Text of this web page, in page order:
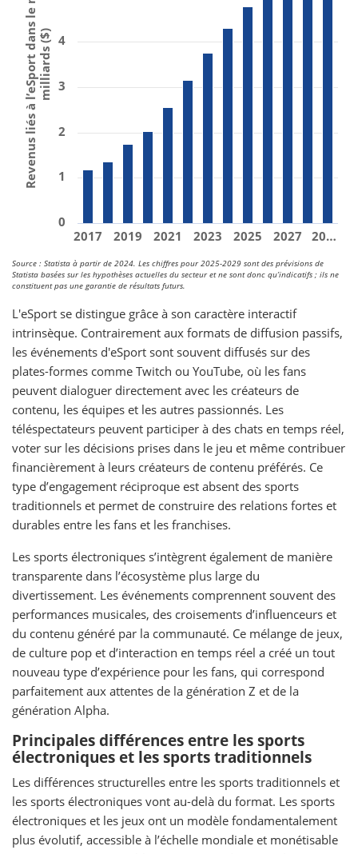
Revenus liés à l’eSport dans le monde, enmilliards ($)
2017 2019 2021 2023 2025 2027 20…
0
1
2
3
4
Source : Statista à partir de 2024. Les chiffres pour 2025-2029 sont des prévisions de
Statista basées sur les hypothèses actuelles du secteur et ne sont donc qu’indicatifs ; ils ne
constituent pas une garantie de résultats futurs.
L'eSport se distingue grâce à son caractère interactif
intrinsèque. Contrairement aux formats de diffusion passifs,
les événements d'eSport sont souvent diffusés sur des
plates-formes comme Twitch ou YouTube, où les fans
peuvent dialoguer directement avec les créateurs de
contenu, les équipes et les autres passionnés. Les
téléspectateurs peuvent participer à des chats en temps réel,
voter sur les décisions prises dans le jeu et même contribuer
financièrement à leurs créateurs de contenu préférés. Ce
type d’engagement réciproque est absent des sports
traditionnels et permet de construire des relations fortes et
durables entre les fans et les franchises.
Les sports électroniques s’intègrent également de manière
transparente dans l’écosystème plus large du
divertissement. Les événements comprennent souvent des
performances musicales, des croisements d’influenceurs et
du contenu généré par la communauté. Ce mélange de jeux,
de culture pop et d’interaction en temps réel a créé un tout
nouveau type d’expérience pour les fans, qui correspond
parfaitement aux attentes de la génération Z et de la
génération Alpha.
Principales différences entre les sports
électroniques et les sports traditionnels
Les différences structurelles entre les sports traditionnels et
les sports électroniques vont au-delà du format. Les sports
électroniques et les jeux ont un modèle fondamentalement
plus évolutif, accessible à l’échelle mondiale et monétisable